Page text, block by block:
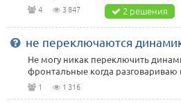
4 3 847 2 решения
не переключаются
Не могу никак переключить
фронтальные когда
1 1 316